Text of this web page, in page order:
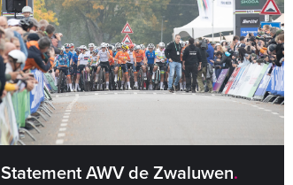
Statement AWV de Zwaluwen